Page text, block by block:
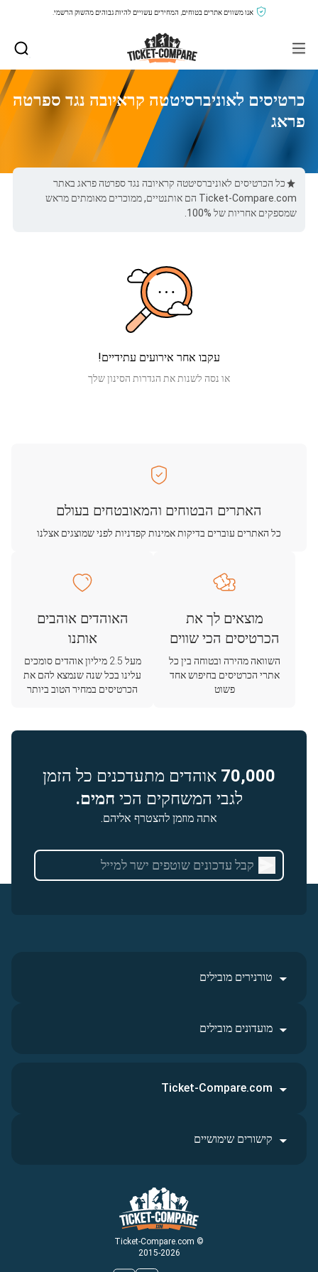
אנו משווים אתרים בטוחים, המחירים עשויים להיות גבוהים מהשוק הרשמי.
כרטיסים לאוניברסיטטה קראיובה נגד ספרטה
פראג
כל הכרטיסים לאוניברסיטטה קראיובה נגד ספרטה פראג באתר
Ticket-Compare.com הם אותנטיים, ממוכרים מאומתים מראש
שמספקים אחריות של 100%.
עקבו אחר אירועים עתידיים!
או נסה לשנות את הגדרות הסינון שלך
האתרים הבטוחים והמאובטחים בעולם
כל האתרים עוברים בדיקות אמינות קפדניות לפני שמוצגים אצלנו
מוצאים לך את
הכרטיסים הכי שווים
השוואה מהירה ובטוחה בין כל
אתרי הכרטיסים בחיפוש אחד
פשוט
האוהדים אוהבים
אותנו
מעל 2.5 מיליון אוהדים סומכים
עלינו בכל שנה שנמצא להם את
הכרטיסים במחיר הטוב ביותר
70,000 אוהדים מתעדכנים כל הזמן
לגבי המשחקים הכי חמים.
אתה מוזמן להצטרף אליהם.
טורנירים מובילים
מועדונים מובילים
© Ticket-Compare.com
2015-2026
Ticket-Compare.com
קישורים שימושיים